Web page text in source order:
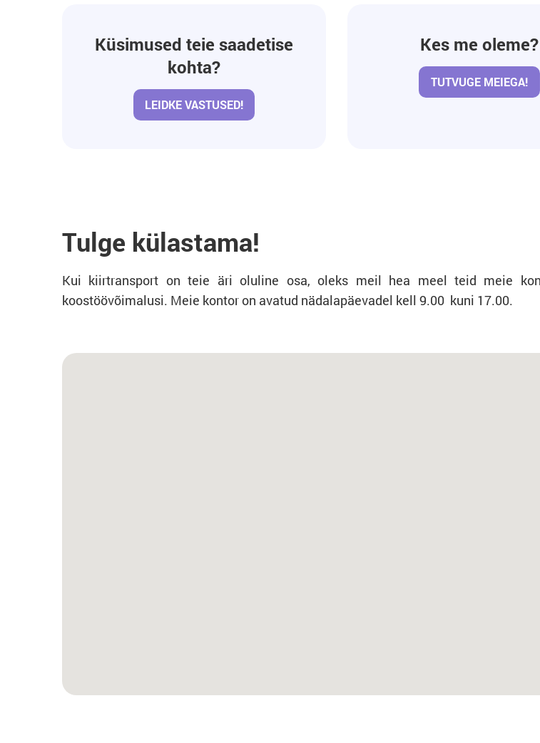
Küsimused teie saadetise
kohta?
LEIDKE VASTUSED!
Kes me oleme?
TUTVUGE MEIEGA!
Tulge külastama!
Kui kiirtransport on teie äri oluline osa, oleks meil hea meel teid meie
koostöövõimalusi. Meie kontor on avatud nädalapäevadel kell 9.00 kuni 17.00.